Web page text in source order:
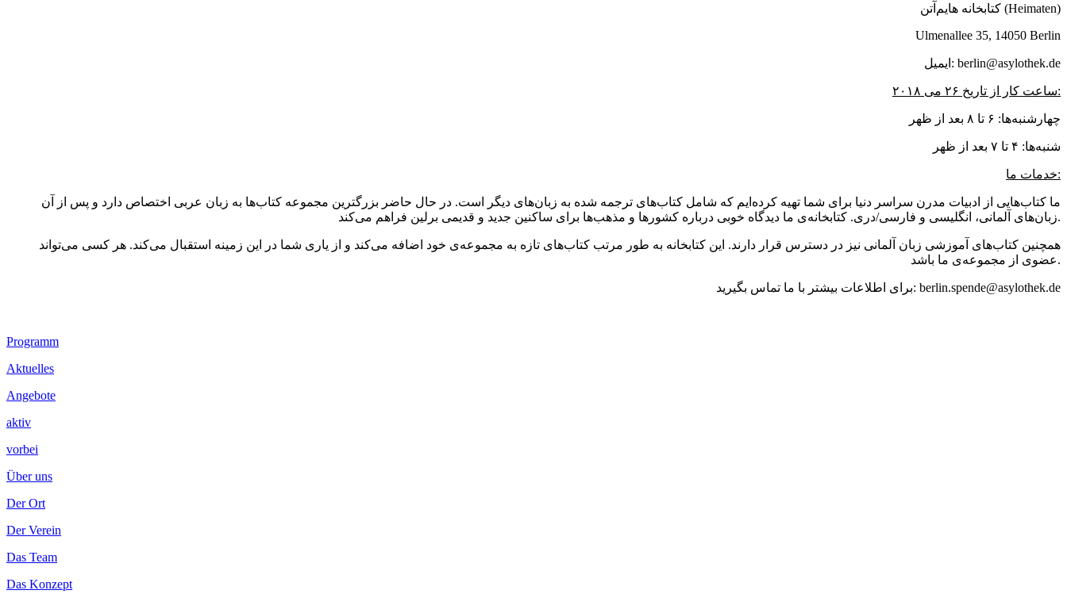
کتابخانه هایم‌آتن (Heimaten)
Ulmenallee 35, 14050 Berlin
ایمیل: berlin@asylothek.de
ساعت کار از تاریخ ۲۶ می ۲۰۱۸:
چهارشنبه‌ها: ۶ تا ۸ بعد از ظهر
شنبه‌ها: ۴ تا ۷ بعد از ظهر
خدمات ما:
ما کتاب‌هایی از ادبیات مدرن سراسر دنیا برای شما تهیه کرده‌ایم که شامل کتاب‌های ترجمه شده به زبان‌های دیگر است. در حال حاضر بزرگترین مجموعه کتاب‌ها به زبان عربی اختصاص دارد و پس از آن
زبان‌های آلمانی، انگلیسی و فارسی/دری. کتابخانه‌ی ما دیدگاه خوبی درباره کشورها و مذهب‌ها برای ساکنین جدید و قدیمی برلین فراهم می‌کند.
همچنین کتاب‌های آموزشی زبان آلمانی نیز در دسترس قرار دارند. این کتابخانه به طور مرتب کتاب‌های تازه به مجموعه‌ی خود اضافه می‌کند و از یاری شما در این زمینه استقبال می‌کند. هر کسی می‌تواند
عضوی از مجموعه‌ی ما باشد.
برای اطلاعات بیشتر با ما تماس بگیرید: berlin.spende@asylothek.de
Footer
Inhalt
Programm
Aktuelles
Angebote
aktiv
vorbei
Über uns
Der Ort
Der Verein
Das Team
Das Konzept